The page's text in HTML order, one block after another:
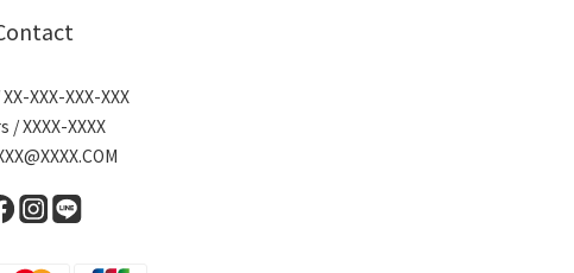
XXX-XXX-XXX
/ XXXX-XXXX